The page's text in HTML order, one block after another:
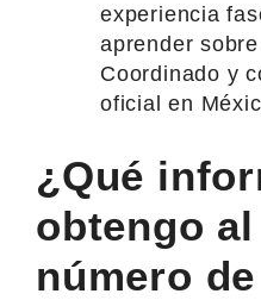
experiencia
aprender
Coordinado y
oficial en
¿Qué
obtengo
número